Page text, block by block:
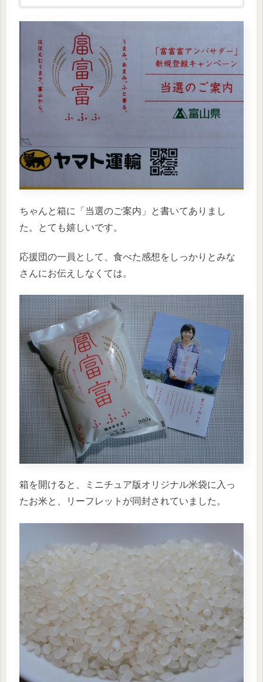
ちゃんと箱に「当選のご案内」と書いてありまし
た。とても嬉しいです。
応援団の一員として、食べた感想をしっかりとみな
さんにお伝えしなくては。
箱を開けると、ミニチュア版オリジナル米袋に入っ
たお米と、リーフレットが同封されていました。